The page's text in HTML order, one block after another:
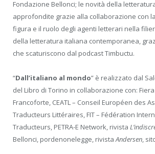
Fondazione Bellonci; le novità della
approfondite grazie alla collaborazione con
figura e il ruolo degli agenti letterari nella
della letteratura italiana contemporanea,
che scaturiscono dal podcast Timbuctu.
“Dall’italiano al mondo” è realizzato dal
del Libro di Torino in collaborazione con:
Francoforte, CEATL – Conseil Européen des
Traducteurs Littéraires, FIT – Fédération
Traducteurs, PETRA-E Network, rivista
Bellonci, pordenonelegge, rivistaAndersen,